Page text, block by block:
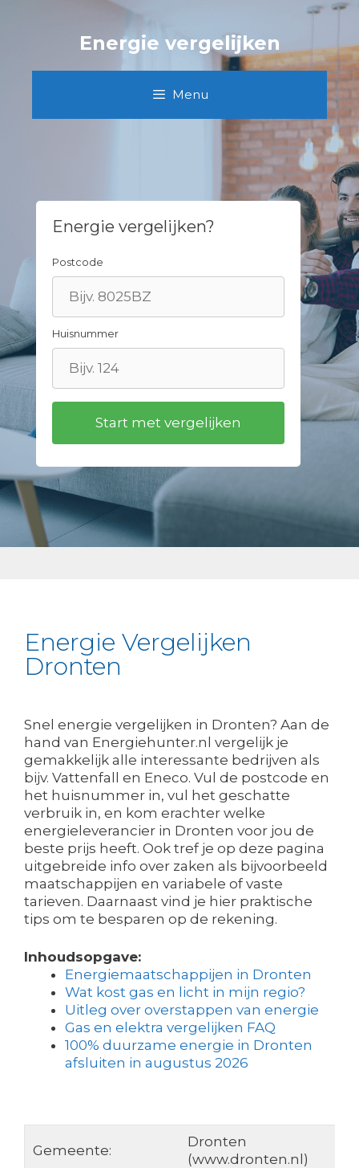
Energie vergelijken
Menu
Energie vergelijken?
Postcode
Huisnummer
Energie Vergelijken
Dronten
Snel energie vergelijken in Dronten? Aan de
hand van Energiehunter.nl vergelijk je
gemakkelijk alle interessante bedrijven als
bijv. Vattenfall en Eneco. Vul de postcode en
het huisnummer in, vul het geschatte
verbruik in, en kom erachter welke
energieleverancier in Dronten voor jou de
beste prijs heeft. Ook tref je op deze pagina
uitgebreide info over zaken als bijvoorbeeld
maatschappijen en variabele of vaste
tarieven. Daarnaast vind je hier praktische
tips om te besparen op de rekening.
Inhoudsopgave:
Energiemaatschappijen in Dronten
Wat kost gas en licht in mijn regio?
Uitleg over overstappen van energie
Gas en elektra vergelijken FAQ
100% duurzame energie in Dronten
afsluiten in augustus 2026
Gemeente:
Dronten
(www.dronten.nl)